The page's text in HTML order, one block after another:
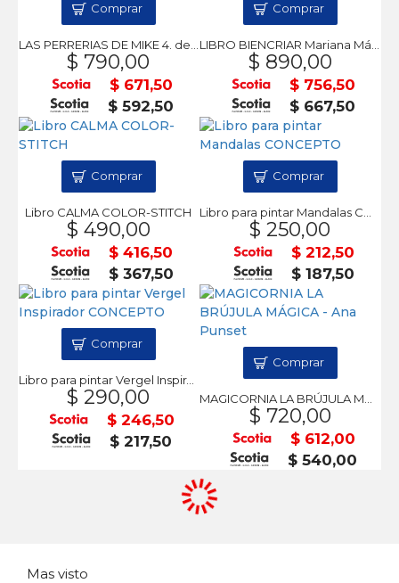
$ 790,00
$ 671,50
$ 592,50
Comprar
$ 890,00
$ 756,50
$ 667,50
Comprar
Libro CALMA COLOR-STITCH
$ 490,00
$ 416,50
$ 367,50
Comprar
$ 250,00
$ 212,50
$ 187,50
Comprar
Libro para pintar Vergel Inspirador CONCEPTO
$ 290,00
$ 246,50
$ 217,50
Comprar
$ 720,00
$ 612,00
$ 540,00
Comprar
Mas visto